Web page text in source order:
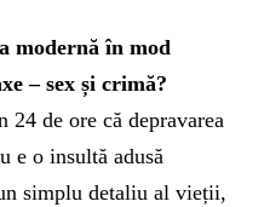
modernă în mod
– sex și crimă?
de ore că depravarea
e o insultă adusă
simplu detaliu al vieții,